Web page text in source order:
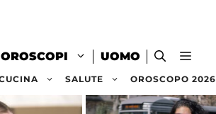
OROSCOPI UOMO
SALUTE OROSCOPO 2026